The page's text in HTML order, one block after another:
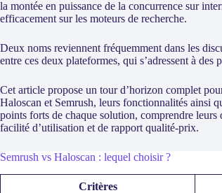
la montée en puissance de la concurrence sur
efficacement sur les moteurs de recherche.
Deux noms reviennent fréquemment dans les
entre ces deux plateformes, qui s’adressent à des
Cet article propose un tour d’horizon complet
Haloscan et Semrush, leurs fonctionnalités ainsi
points forts de chaque solution, comprendre leurs
facilité d’utilisation et de rapport qualité-prix.
Semrush vs Haloscan : lequel choisir ?
Critères